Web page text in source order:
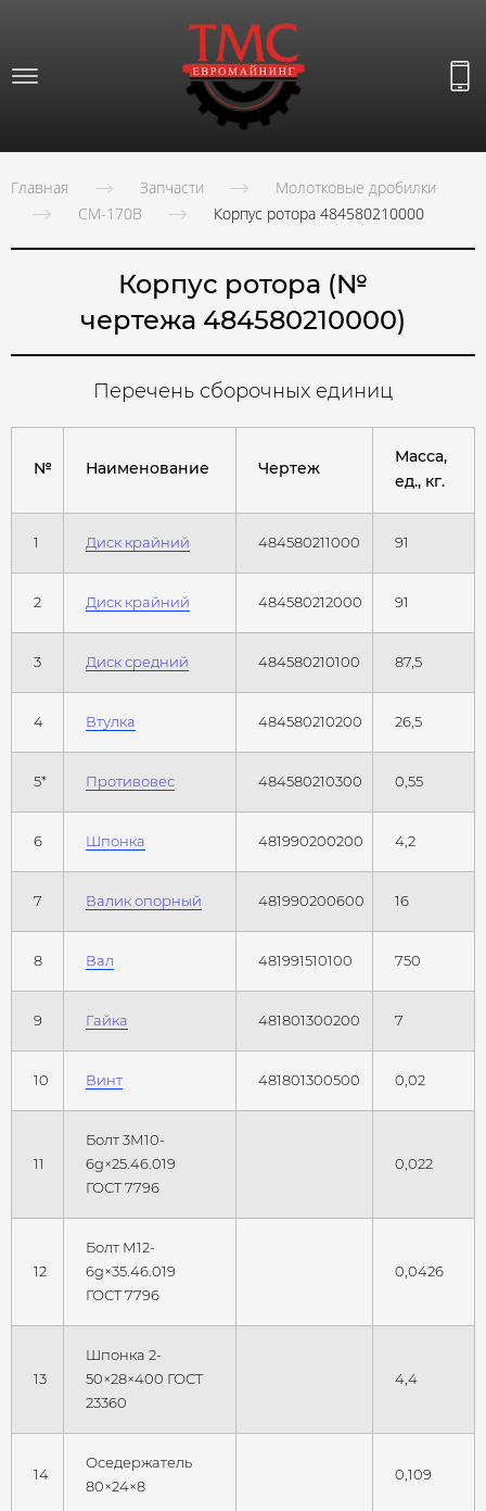
Главная Запчасти
Молотковые дробилки
СМ-170В
Корпус ротора 484580210000
Корпус ротора (№
чертежа 484580210000)
Перечень сборочных единиц
№ Наименование Чертеж
Масса,
ед., кг.
1 Диск крайний 484580211000 91
2 Диск крайний 484580212000 91
3 Диск средний 484580210100 87,5
4 Втулка 484580210200 26,5
5* Противовес 484580210300 0,55
6 Шпонка 481990200200 4,2
7 Валик опорный 481990200600 16
8 Вал 481991510100 750
9 Гайка 481801300200 7
10 Винт 481801300500 0,02
11
Болт 3М10-
6g×25.46.019
ГОСТ 7796
0,022
12
Болт М12-
6g×35.46.019
ГОСТ 7796
0,0426
13
Шпонка 2-
50×28×400 ГОСТ
23360
4,4
14
Оседержатель
80×24×8
0,109